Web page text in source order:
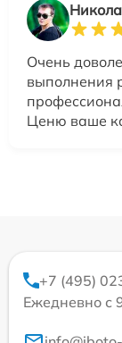
Очень
выполнения
Ценю ваше
+7 (495)
Ежедневно с